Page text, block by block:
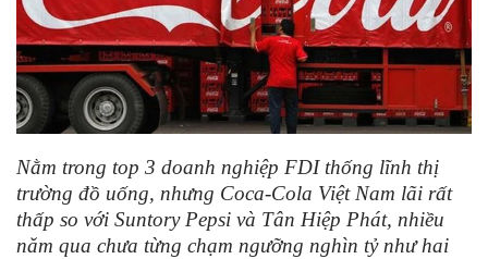
Nằm trong top 3 doanh nghiệp FDI thống lĩnh thị
trường đồ uống, nhưng Coca-Cola Việt Nam lãi rất
thấp so với Suntory Pepsi và Tân Hiệp Phát, nhiều
năm qua chưa từng chạm ngưỡng nghìn tỷ như hai